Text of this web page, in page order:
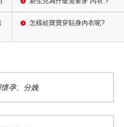
怎樣給寶寶穿貼身內衣呢?
懷孕、分娩